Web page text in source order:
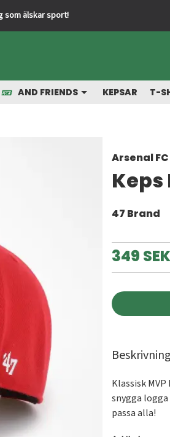
AND FRIENDS KEPSAR T-
Arsenal FC
Keps
47 Brand
349 SEK
Beskrivning
Klassisk
snygga
passa alla!